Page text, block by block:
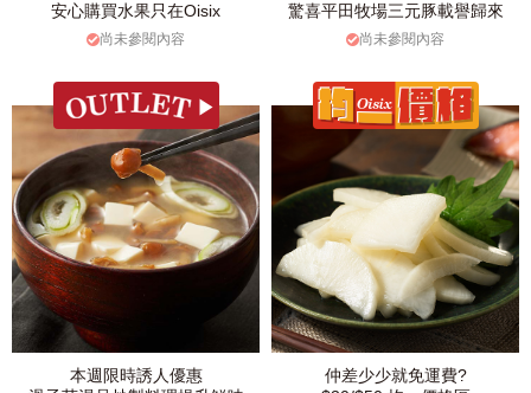
安心購買水果只在Oisix
尚未參閱內容
驚喜平田牧場三元豚載譽歸來
尚未參閱內容
本週限時誘人優惠
仲差少少就免運費?